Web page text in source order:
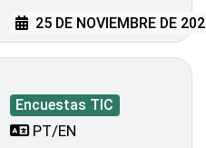
25 DE NOVIEMBRE DE
Encuestas TIC
PT/EN